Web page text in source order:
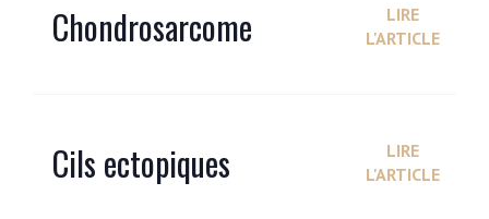
Chondrosarcome
LIRE
L'ARTICLE
Cils ectopiques
LIRE
L'ARTICLE